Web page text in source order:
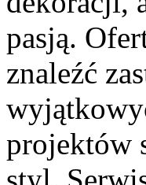
pasją.
znaleźć
projektów